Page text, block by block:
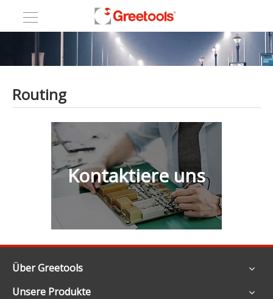
Routing
Kontaktiere uns
Über Greetools
Unsere Produkte